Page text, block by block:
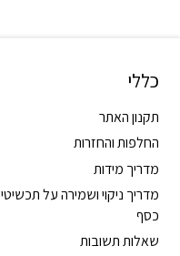
כללי
תקנון האתר
החלפות והחזרות
מדריך מידות
מדריך ניקוי ושמירה על תכשיטי
כסף
שאלות תשובות